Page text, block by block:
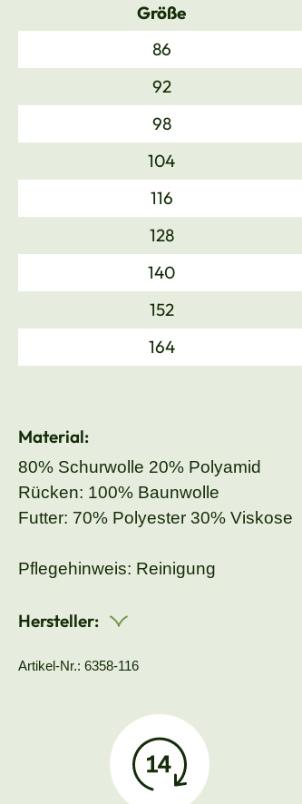
Größe
86
92
98
104
116
128
140
152
164
Material:
80% Schurwolle 20% Polyamid
Rücken: 100% Baunwolle
Futter: 70% Polyester 30% Viskose
Pflegehinweis: Reinigung
Hersteller:
Artikel-Nr.: 6358-116